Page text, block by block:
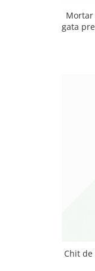
Mortar
gata
Chit